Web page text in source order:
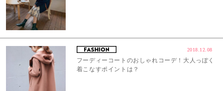
2018.12.08
フーディーコートのおしゃれコーデ！大人っぽく
着こなすポイントは？